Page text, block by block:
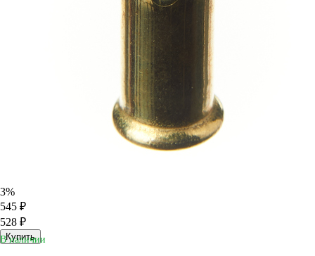
3%
545 ₽
528 ₽
Купить
В наличии